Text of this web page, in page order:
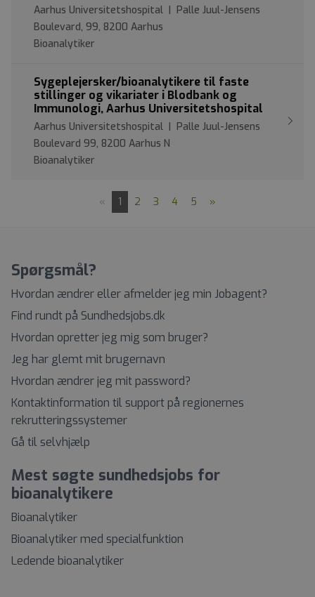
Aarhus Universitetshospital | Palle Juul-Jensens
Boulevard, 99, 8200 Aarhus
Bioanalytiker
Sygeplejersker/bioanalytikere til faste
stillinger og vikariater i Blodbank og
Immunologi, Aarhus Universitetshospital
Aarhus Universitetshospital | Palle Juul-Jensens
Boulevard 99, 8200 Aarhus N
Bioanalytiker
« 1 2 3 4 5 »
Spørgsmål?
Hvordan ændrer eller afmelder jeg min Jobagent?
Find rundt på Sundhedsjobs.dk
Hvordan opretter jeg mig som bruger?
Jeg har glemt mit brugernavn
Hvordan ændrer jeg mit password?
Kontaktinformation til support på regionernes
rekrutteringssystemer
Gå til selvhjælp
Mest søgte sundhedsjobs for
bioanalytikere
Bioanalytiker
Bioanalytiker med specialfunktion
Ledende bioanalytiker